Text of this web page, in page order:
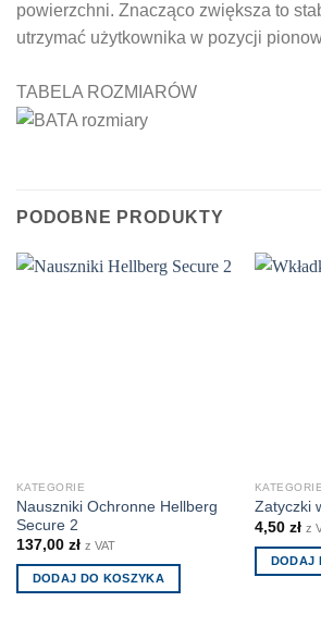
powierzchni. Znacząco zwiększa to
utrzymać użytkownika w pozycji
TABELA ROZMIARÓW
PODOBNE PRODUKTY
KATEGORIE
Nauszniki Ochronne Hellberg
Secure 2
137,00 zł z VAT
DODAJ DO KOSZYKA
KATEGORIE
Zatyczki
4,50 zł z
DODAJ